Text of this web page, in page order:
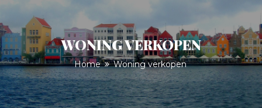
WONING VERKOPEN
Home Woning verkopen